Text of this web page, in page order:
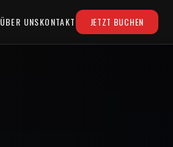
ÜBER UNSKONTAKT JETZT BUCHEN